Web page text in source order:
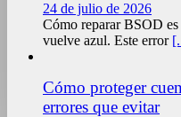
24 de julio de 2026
Cómo reparar BSOD
vuelve azul. Este error
Cómo proteger
errores que evitar